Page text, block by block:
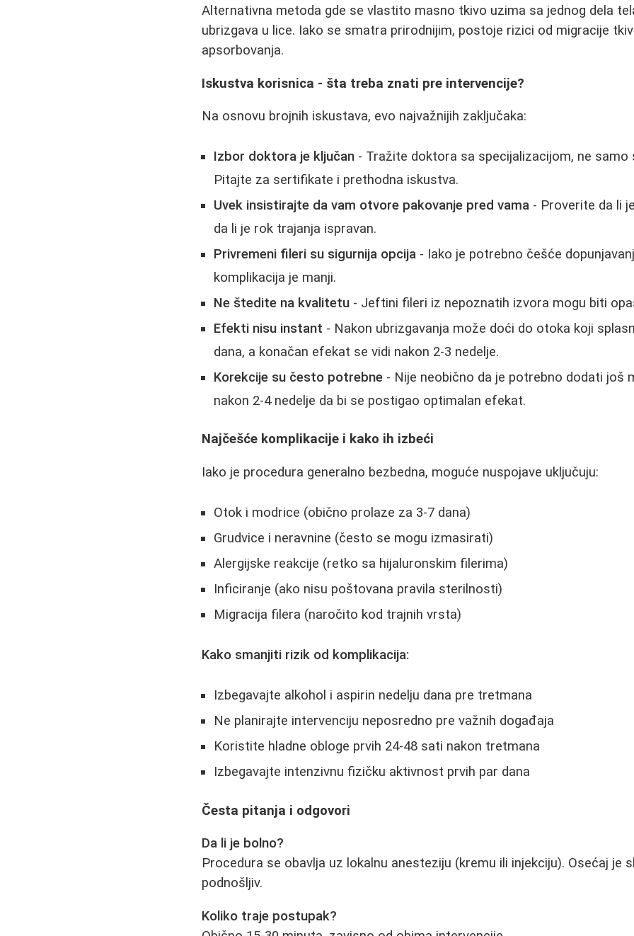
Alternativna metoda gde se vlastito masno tkivo uzima sa jednog dela
ubrizgava u lice. Iako se smatra prirodnijim, postoje rizici od migracije
apsorbovanja.
Iskustva korisnica - šta treba znati pre intervencije?
Na osnovu brojnih iskustava, evo najvažnijih zaključaka:
Izbor doktora je ključan - Tražite doktora sa specijalizacijom, ne samo
Pitajte za sertifikate i prethodna iskustva.
Uvek insistirajte da vam otvore pakovanje pred vama - Proverite da li
da li je rok trajanja ispravan.
Privremeni fileri su sigurnija opcija - Iako je potrebno češće
komplikacija je manji.
Ne štedite na kvalitetu - Jeftini fileri iz nepoznatih izvora mogu biti
Efekti nisu instant - Nakon ubrizgavanja može doći do otoka koji
dana, a konačan efekat se vidi nakon 2-3 nedelje.
Korekcije su često potrebne - Nije neobično da je potrebno dodati još
nakon 2-4 nedelje da bi se postigao optimalan efekat.
Najčešće komplikacije i kako ih izbeći
Iako je procedura generalno bezbedna, moguće nuspojave uključuju:
Otok i modrice (obično prolaze za 3-7 dana)
Grudvice i neravnine (često se mogu izmasirati)
Alergijske reakcije (retko sa hijaluronskim filerima)
Inficiranje (ako nisu poštovana pravila sterilnosti)
Migracija filera (naročito kod trajnih vrsta)
Kako smanjiti rizik od komplikacija:
Izbegavajte alkohol i aspirin nedelju dana pre tretmana
Ne planirajte intervenciju neposredno pre važnih događaja
Koristite hladne obloge prvih 24-48 sati nakon tretmana
Izbegavajte intenzivnu fizičku aktivnost prvih par dana
Česta pitanja i odgovori
Da li je bolno?
Procedura se obavlja uz lokalnu anesteziju (kremu ili injekciju). Osećaj je
podnošljiv.
Koliko traje postupak?